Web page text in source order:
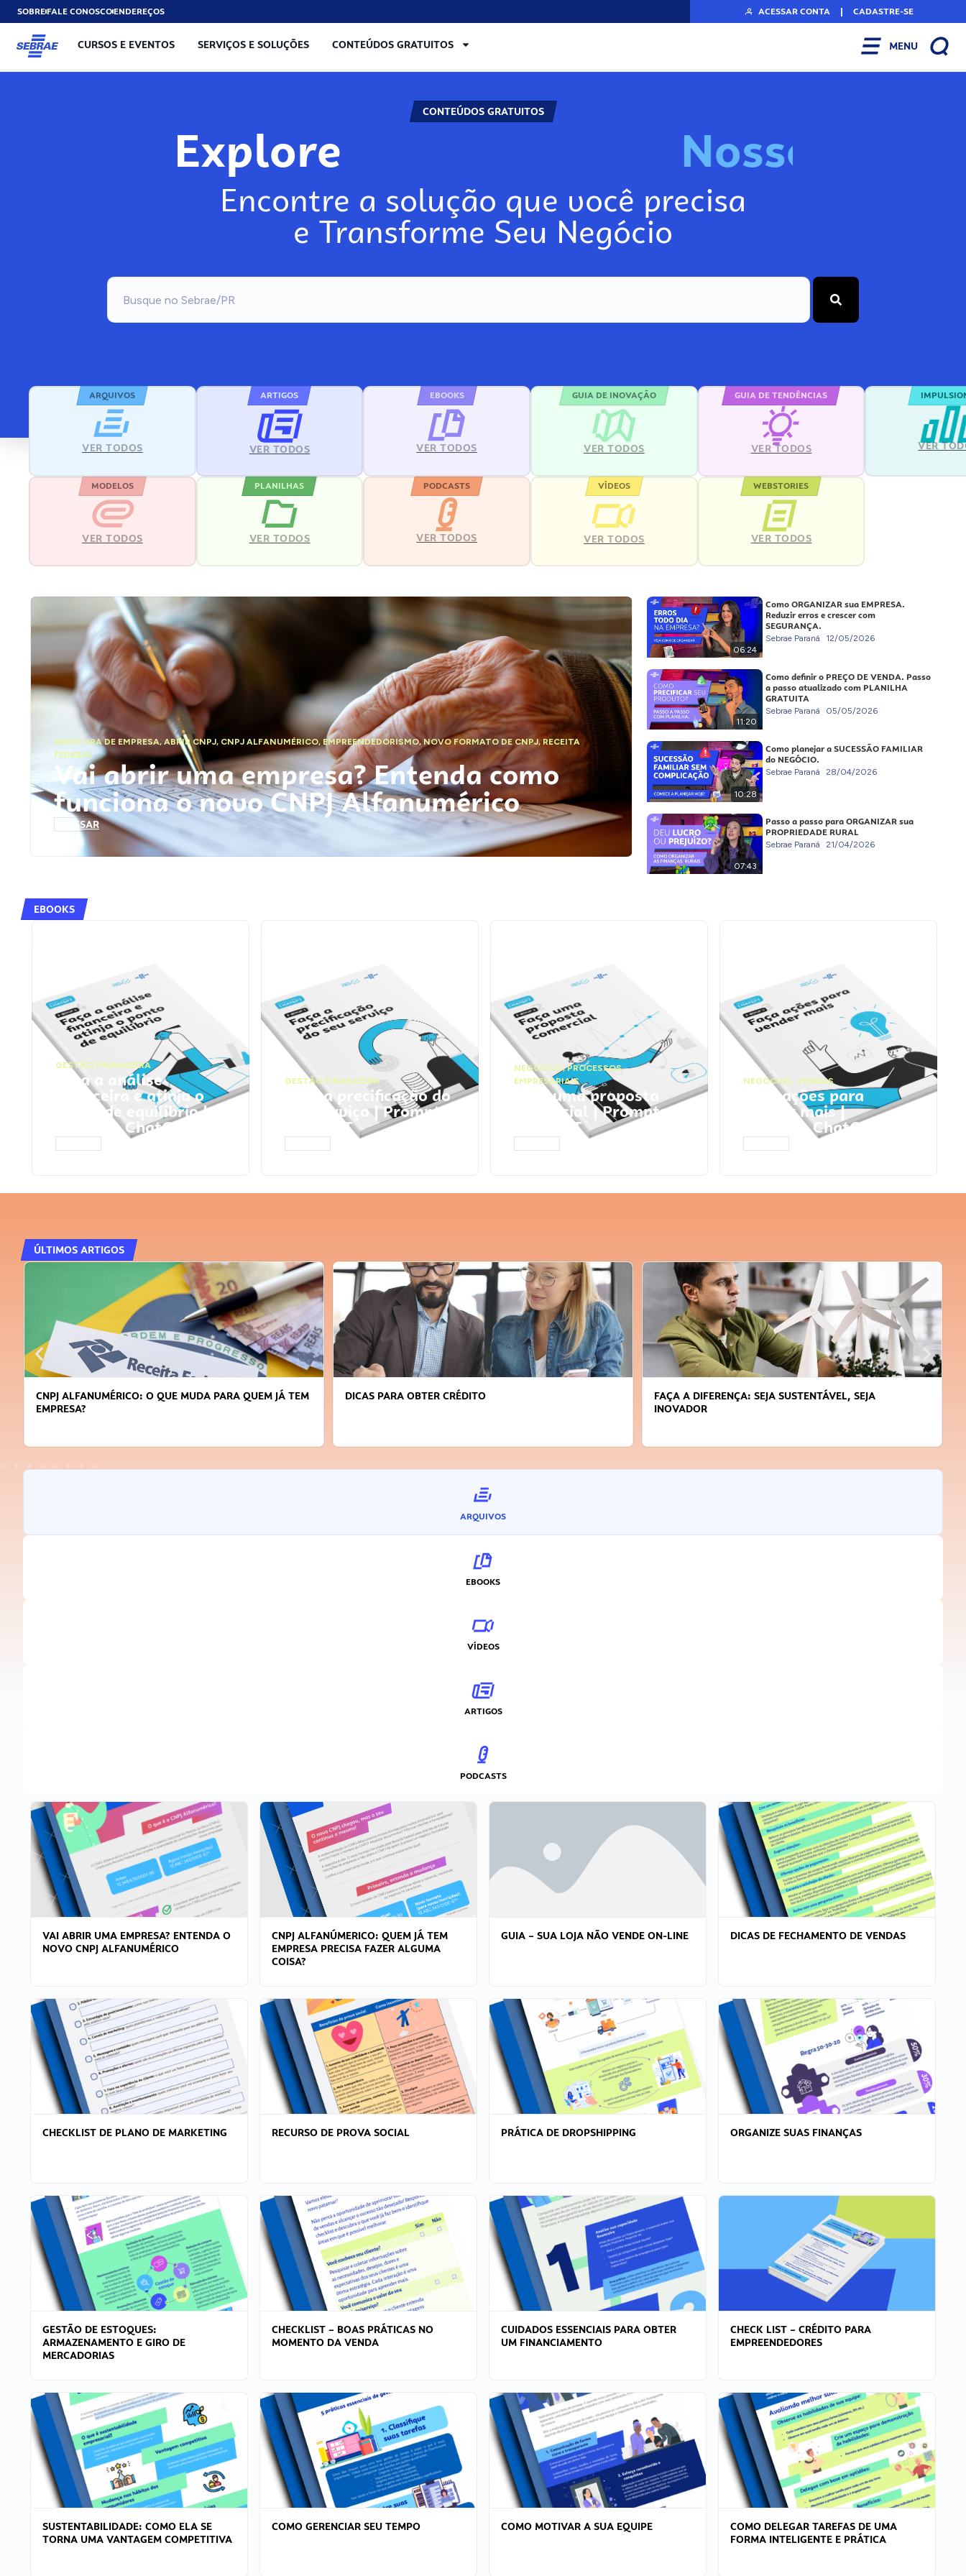
SOBREFALE CONOSCOENDEREÇOS ACESSAR CONTA | CADASTRE-SE
CURSOS E EVENTOS SERVIÇOS E SOLUÇÕES CONTEÚDOS GRATUITOS MENU
CONTEÚDOS GRATUITOS
Explore No
Encontre a solução que você precisa
e Transforme Seu Negócio
ARQUIVOS
VER TODOS
ARTIGOS
VER TODOS
EBOOKS
VER TODOS
GUIA DE INOVAÇÃO
VER TODOS
GUIA DE TENDÊNCIAS
VER TODOS VER
MODELOS
VER TODOS
PLANILHAS
VER TODOS
PODCASTS
VER TODOS
VÍDEOS
VER TODOS
WEBSTORIES
VER TODOS
ABERTURA DE EMPRESA,ABRIR CNPJ, CNPJ ALFANUMÉRICO, EMPREENDEDORISMO,NOVO FORMATO DE CNPJ,RECEITA
FEDERAL
Vai abrir uma empresa? Entenda como
funciona o novo CNPJ Alfanumérico
ACESSAR
06:24
Como ORGANIZAR sua EMPRESA.
Reduzir erros e crescer com
SEGURANÇA.
Sebrae Paraná 12/05/2026
11:20
Como definir o PREÇO DE VENDA. Passo
a passo atualizado com PLANILHA
GRATUITA
Sebrae Paraná 05/05/2026
10:28
Como planejar a SUCESSÃO FAMILIAR
do NEGÓCIO.
Sebrae Paraná 28/04/2026
07:43
Passo a passo para ORGANIZAR sua
PROPRIEDADE RURAL
Sebrae Paraná 21/04/2026
EBOOKS
GESTÃO FINANCEIRA
Faça a análise
financeira e atinja o
ponto de equilíbrio |
Prompts ChatGPT
GESTÃO FINANCEIRA
Faça a precificação do
seu serviço | Prompts
ChatGPT
NEGÓCIOS,PROCESSOS
EMPRESARIAIS
Faça uma proposta
comercial | Prompts
ChatGPT
NEGÓCIOS, VENDAS
Faça ações para
vender mais |
Prompts ChatGPT
ÚLTIMOS ARTIGOS
DICAS PARA OBTER CRÉDITO
FAÇA A DIFERENÇA: SEJA SUSTENTÁVEL, SEJA
APRENDA A GERENCIAR O SEU TEMPO
ARQUIVOS
EBOOKS
VÍDEOS
ARTIGOS
PODCASTS
VAI ABRIR UMA EMPRESA? ENTENDA O
NOVO CNPJ ALFANUMÉRICO
CNPJ ALFANÚMERICO: QUEM JÁ TEM
EMPRESA PRECISA FAZER ALGUMA
COISA?
GUIA – SUA LOJA NÃO VENDE ON-LINE DICAS DE FECHAMENTO DE VENDAS
CHECKLIST DE PLANO DE MARKETING RECURSO DE PROVA SOCIAL PRÁTICA DE DROPSHIPPING ORGANIZE SUAS FINANÇAS
GESTÃO DE ESTOQUES:
ARMAZENAMENTO E GIRO DE
MERCADORIAS
CHECKLIST – BOAS PRÁTICAS NO
MOMENTO DA VENDA
CUIDADOS ESSENCIAIS PARA OBTER
UM FINANCIAMENTO
CHECK LIST – CRÉDITO PARA
EMPREENDEDORES
SUSTENTABILIDADE: COMO ELA SE
TORNA UMA VANTAGEM COMPETITIVA
COMO GERENCIAR SEU TEMPO COMO MOTIVAR A SUA EQUIPE
COMO DELEGAR TAREFAS DE UMA
FORMA INTELIGENTE E PRÁTICA